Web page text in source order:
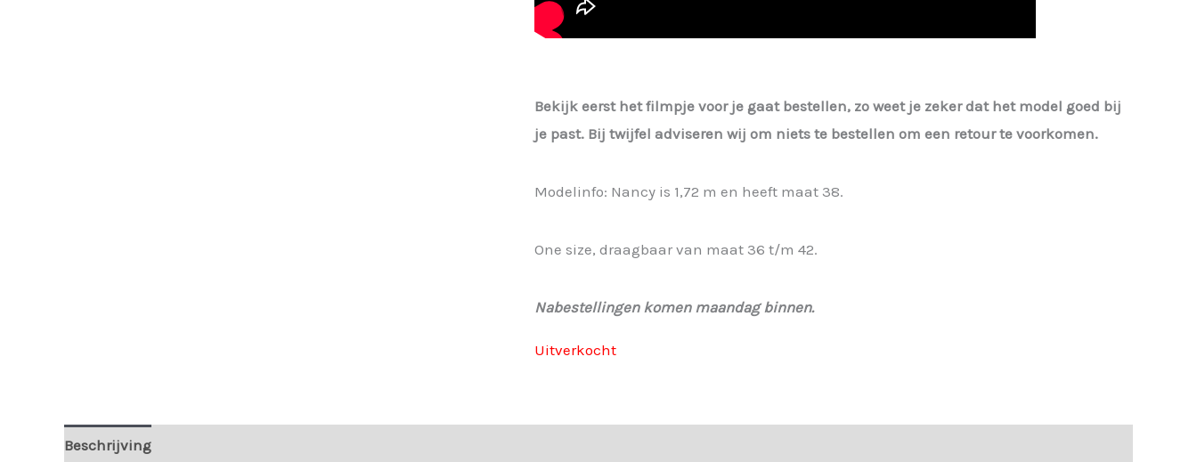
Bekijk eerst het filmpje voor je gaat bestellen, zo weet je zeker dat het model goed bij
je past. Bij twijfel adviseren wij om niets te bestellen om een retour te voorkomen.
Modelinfo: Nancy is 1,72 m en heeft maat 38.
One size, draagbaar van maat 36 t/m 42.
Nabestellingen komen maandag binnen.
Uitverkocht
Beschrijving